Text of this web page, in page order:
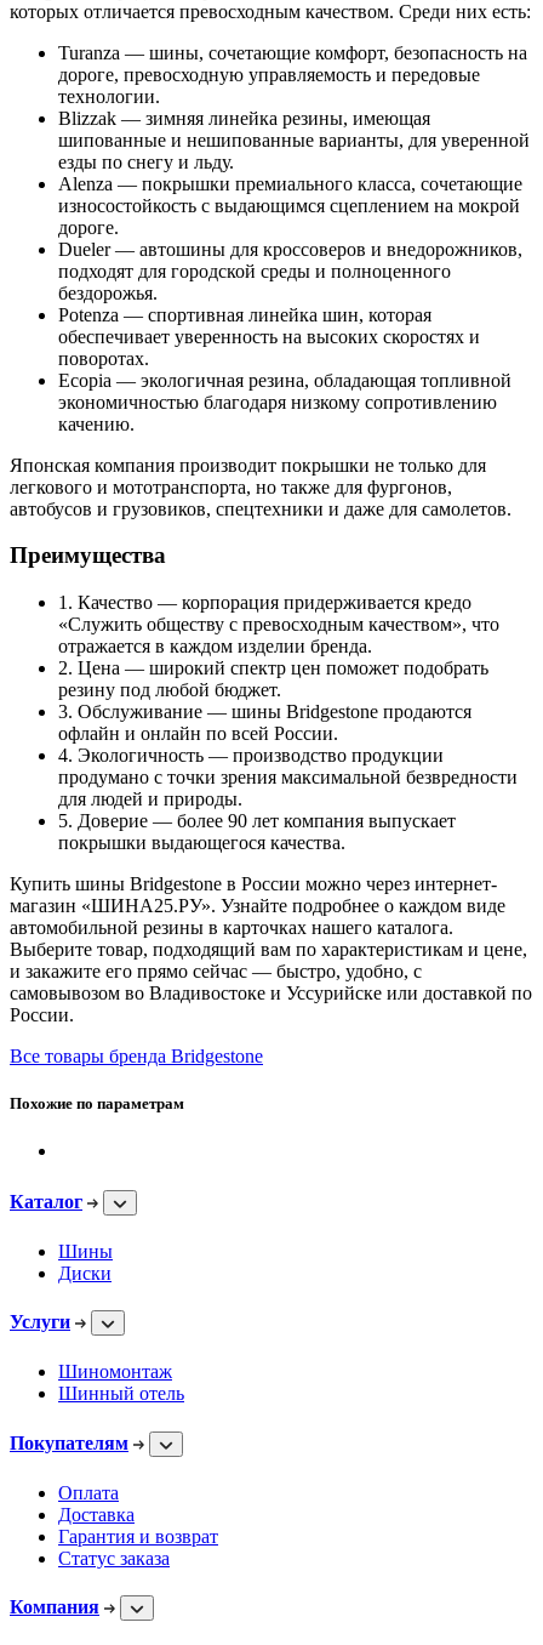
которых отличается превосходным качеством. Среди них есть:
Turanza — шины, сочетающие комфорт, безопасность на
дороге, превосходную управляемость и передовые
технологии.
Blizzak — зимняя линейка резины, имеющая
шипованные и нешипованные варианты, для уверенной
езды по снегу и льду.
Alenza — покрышки премиального класса, сочетающие
износостойкость с выдающимся сцеплением на мокрой
дороге.
Dueler — автошины для кроссоверов и внедорожников,
подходят для городской среды и полноценного
бездорожья.
Potenza — спортивная линейка шин, которая
обеспечивает уверенность на высоких скоростях и
поворотах.
Ecopia — экологичная резина, обладающая топливной
экономичностью благодаря низкому сопротивлению
качению.
Японская компания производит покрышки не только для
легкового и мототранспорта, но также для фургонов,
автобусов и грузовиков, спецтехники и даже для самолетов.
Преимущества
1. Качество — корпорация придерживается кредо
«Служить обществу с превосходным качеством», что
отражается в каждом изделии бренда.
2. Цена — широкий спектр цен поможет подобрать
резину под любой бюджет.
3. Обслуживание — шины Bridgestone продаются
офлайн и онлайн по всей России.
4. Экологичность — производство продукции
продумано с точки зрения максимальной безвредности
для людей и природы.
5. Доверие — более 90 лет компания выпускает
покрышки выдающегося качества.
Купить шины Bridgestone в России можно через интернет-
магазин «ШИНА25.РУ». Узнайте подробнее о каждом виде
автомобильной резины в карточках нашего каталога.
Выберите товар, подходящий вам по характеристикам и цене,
и закажите его прямо сейчас — быстро, удобно, с
самовывозом во Владивостоке и Уссурийске или доставкой по
России.
Все товары бренда Bridgestone
Похожие по параметрам
Каталог
Шины
Диски
Услуги
Шиномонтаж
Шинный отель
Покупателям
Оплата
Доставка
Гарантия и возврат
Статус заказа
Компания